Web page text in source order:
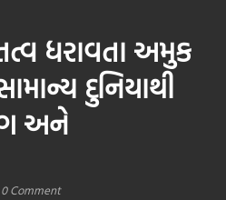
ધરાવતા અમુક
દુનિયાથી
અને
0 Comment